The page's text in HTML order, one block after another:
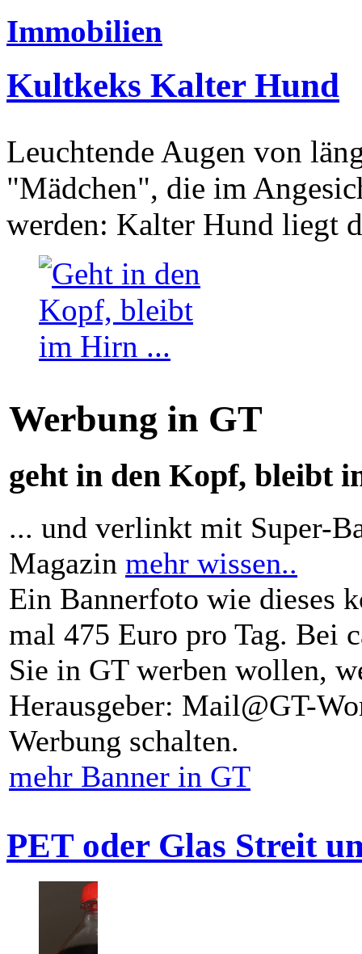
Immobilien
Kultkeks Kalter Hund
Leuchtende Augen von
"Mädchen", die im
werden: Kalter Hund liegt
Werbung in GT
geht in den Kopf, bleibt
... und verlinkt mit Super-
Magazin mehr wissen..
Ein Bannerfoto wie dieses
mal 475 Euro pro Tag. Bei
Sie in GT werben wollen,
Herausgeber: Mail@GT-
Werbung schalten.
mehr Banner in GT
PET oder Glas Streit